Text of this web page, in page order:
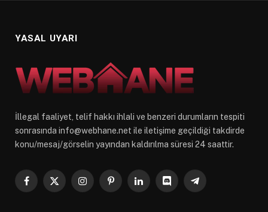
YASAL UYARI
İllegal faaliyet, telif hakkı ihlali ve benzeri durumların tespiti
sonrasında info@webhane.net ile iletişime geçildiği takdirde
konu/mesaj/görselin yayından kaldırılma süresi 24 saattir.
Facebook
X
InstagramPinterestLinkedInDiscordTelegram